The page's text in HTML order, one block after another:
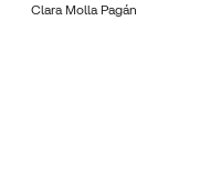
Clara Molla Pagán